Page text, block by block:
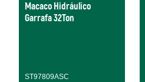
Macaco Hidráulico
Garrafa 32Ton
ST97809ASC